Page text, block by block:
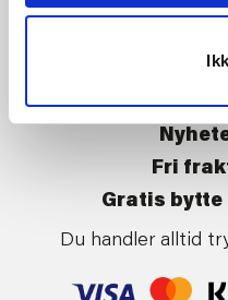
Fri
Gratis bytte
Du handler alltid